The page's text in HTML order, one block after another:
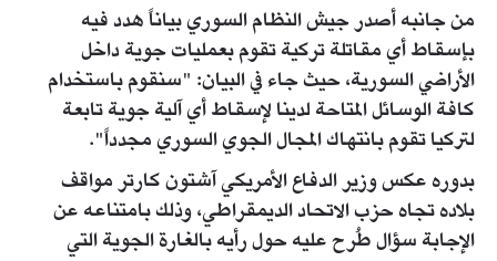
من جانبه أصدر جيش النظام السوري بياناً هدد فيه
بإسقاط أي مقاتلة تركية تقوم بعمليات جوية داخل
الأراضي السورية، حيث جاء في البيان: "سنقوم باستخدام
كافة الوسائل المتاحة لدينا لإسقاط أي آلية جوية تابعة
لتركيا تقوم بانتهاك المجال الجوي السوري مجدداً".
بدوره عكس وزير الدفاع الأمريكي آشتون كارتر مواقف
بلاده تجاه حزب الاتحاد الديمقراطي، وذلك بامتناعه عن
الإجابة سؤال طُرح عليه حول رأيه بالغارة الجوية التي